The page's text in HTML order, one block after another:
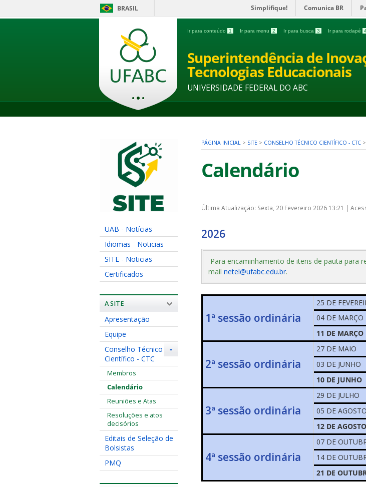
BRASIL Simplifique! Comunica BR
Ir para conteúdo 1 Ir para menu 2 Ir para busca 3 Ir para rodapé
Superintendência de
Tecnologias Educacionais
UNIVERSIDADE FEDERAL DO ABC
UAB - Notícias
Idiomas - Noticias
SITE - Noticias
Certificados
A SITE
Apresentação
Equipe
-
Conselho Técnico
Científico - CTC
Membros
Calendário
Reuniões e Atas
Resoluções e atos
decisórios
Editais de Seleção de
Bolsistas
PMQ
PÁGINA INICIAL > SITE > CONSELHO TÉCNICO CIENTÍFICO - CTC >
Calendário
Última Atualização: Sexta, 20 Fevereiro 2026 13:21 |
2026
Para encaminhamento de itens de pauta para
mail netel@ufabc.edu.br.
1ª sessão ordinária
25 DE
04 DE MARÇO
11 DE MARÇO
2ª sessão ordinária
27 DE MAIO
03 DE JUNHO
10 DE JUNHO
3ª sessão ordinária
29 DE JULHO
05 DE AGOSTO
12 DE AGOSTO
4ª sessão ordinária
07 DE
14 DE
21 DE